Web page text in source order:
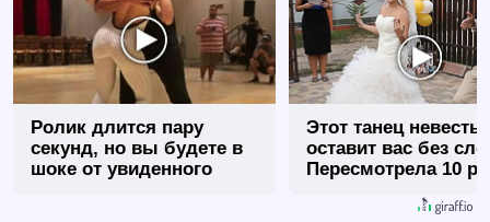
Ролик длится пару
секунд, но вы будете в
шоке от увиденного
Этот танец невесты
оставит вас без
Пересмотрела 10